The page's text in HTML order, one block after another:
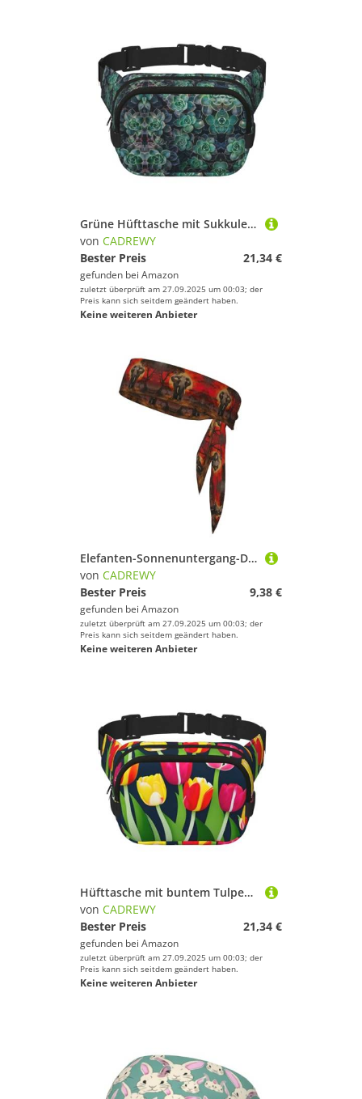
Grüne Hüfttasche mit Sukkulenten-Druck, trendig, quadratisch, doppellagig, Reise- und Workout-Zubehör, Schwarz, Einheitsgröße
von CADREWY
Bester Preis
21,34 €
gefunden bei Amazon
zuletzt überprüft am 27.09.2025 um 00:03; der
Preis kann sich seitdem geändert haben.
Keine weiteren Anbieter
Elefanten-Sonnenuntergang-Druck, schnelltrocknend, Sport-Kopfband, feuchtigkeitsableitendes Stirnband für Damen und Herren für Tennis
von CADREWY
Bester Preis
9,38 €
gefunden bei Amazon
zuletzt überprüft am 27.09.2025 um 00:03; der
Preis kann sich seitdem geändert haben.
Keine weiteren Anbieter
Hüfttasche mit buntem Tulpenmuster, trendig, quadratisch, doppellagig, Reise- und Workout-Zubehör
von CADREWY
Bester Preis
21,34 €
gefunden bei Amazon
zuletzt überprüft am 27.09.2025 um 00:03; der
Preis kann sich seitdem geändert haben.
Keine weiteren Anbieter